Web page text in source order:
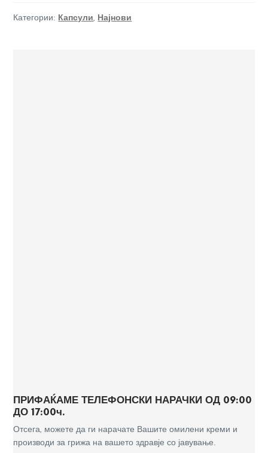
Категории: Капсули, Најнови
ПРИФАЌАМЕ ТЕЛЕФОНСКИ НАРАЧКИ ОД 09:00
ДО 17:00ч.
Отсега, можете да ги нарачате Вашите омилени креми и
производи за грижа на вашето здравје со јавување.